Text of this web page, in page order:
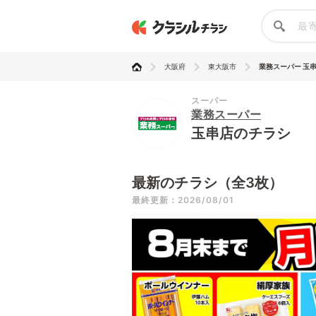
大阪府 東大阪市 業務スーパー 玉
スーパー
業務スーパー
玉串店のチラシ
最新のチラシ（全3枚）
最終更新：2026/08/01